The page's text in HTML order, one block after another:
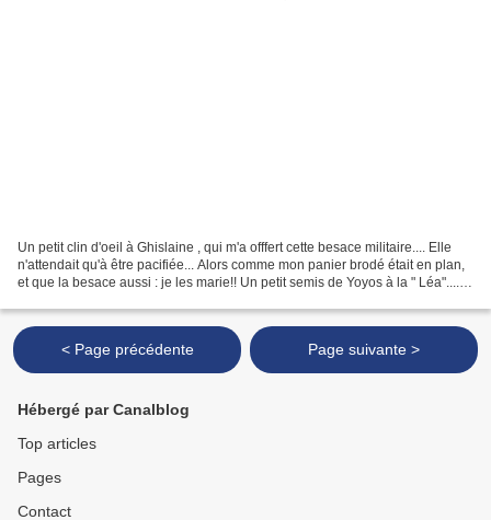
Un petit clin d'oeil à Ghislaine , qui m'a offfert cette besace militaire.... Elle
n'attendait qu'à être pacifiée... Alors comme mon panier brodé était en plan,
et que la besace aussi : je les marie!! Un petit semis de Yoyos à la " Léa"....
< Page précédente Page suivante >
Hébergé par Canalblog
Top articles
Pages
Contact